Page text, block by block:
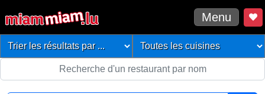
Menu